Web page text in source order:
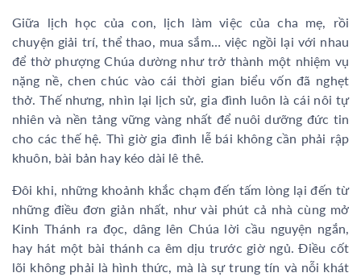
Giữa lịch học của con, lịch làm việc của cha mẹ, rồi
chuyện giải trí, thể thao, mua sắm… việc ngồi lại với nhau
để thờ phượng Chúa dường như trở thành một nhiệm vụ
nặng nề, chen chúc vào cái thời gian biểu vốn đã nghẹt
thở. Thế nhưng, nhìn lại lịch sử, gia đình luôn là cái nôi tự
nhiên và nền tảng vững vàng nhất để nuôi dưỡng đức tin
cho các thế hệ. Thì giờ gia đình lễ bái không cần phải rập
khuôn, bài bản hay kéo dài lê thê.
Đôi khi, những khoảnh khắc chạm đến tấm lòng lại đến từ
những điều đơn giản nhất, như vài phút cả nhà cùng mở
Kinh Thánh ra đọc, dâng lên Chúa lời cầu nguyện ngắn,
hay hát một bài thánh ca êm dịu trước giờ ngủ. Điều cốt
lõi không phải là hình thức, mà là sự trung tín và nỗi khát